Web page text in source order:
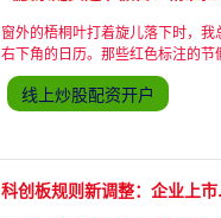
窗外的梧桐叶打着旋儿落下时，
右下角的日历。那些红色标注的节
长河里的浮标，既标示着时间的刻
的密码。最近和几位老股民喝茶，
前仓位怎么调"，有人摩挲着紫砂壶
十年前在营业部看盘的场景——那
没有算法交易，只有此起彼伏的报
线上炒股配资开户
科创板